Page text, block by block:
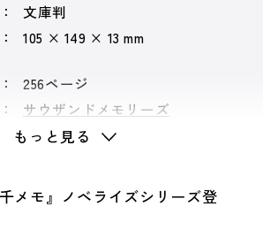
文庫判
105 × 149 × 13 mm
256ページ
サウザンドメモリーズ
もっと見る
メモ』ノベライズシリーズ登